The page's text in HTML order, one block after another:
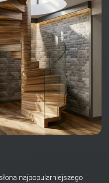
najpopularniejszego